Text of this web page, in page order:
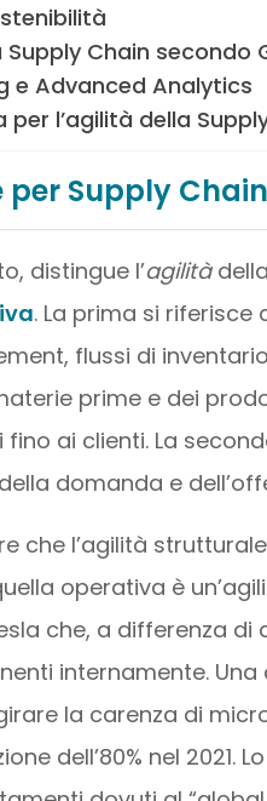
Chain secondo
e Advanced Analytics
l’agilità della
per Supply
distingue l’agilità
. La prima si riferisce
flussi di
prime e dei
ai clienti. La
domanda e
che l’agilità
operativa è
che, a differenza
internamente.
la carenza di
dell’80% nel 2021.